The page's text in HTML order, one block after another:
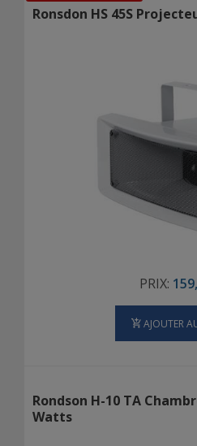
Ronsdon HS 45S
PRIX:
AJOUTER
Rondson H-10 TA
Watts